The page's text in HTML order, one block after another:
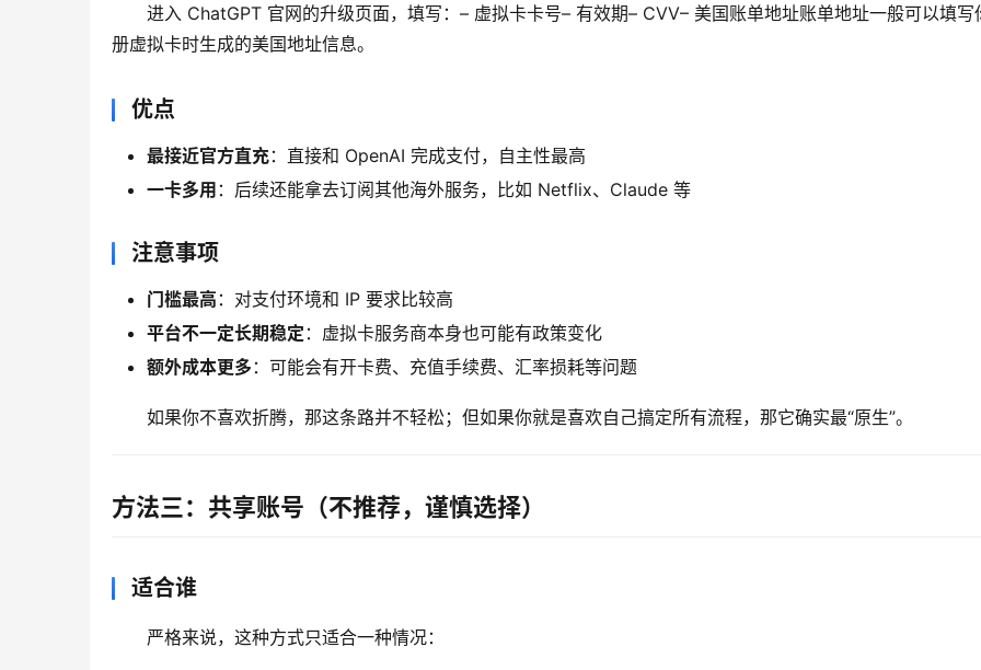
进入 ChatGPT 官网的升级页面，填写：– 虚拟卡卡号– 有效期– CVV– 美国账单地址账单地址一般可以填写
册虚拟卡时生成的美国地址信息。
优点
最接近官方直充：直接和 OpenAI 完成支付，自主性最高
一卡多用 ：后续还能拿去订阅其他海外服务，比如 Netflix、Claude 等
注意事项
门槛最高 ：对支付环境和 IP 要求比较高
平台不一定长期稳定 ：虚拟卡服务商本身也可能有政策变化
额外成本更多 ：可能会有开卡费、充值手续费、汇率损耗等问题
如果你不喜欢折腾，那这条路并不轻松；但如果你就是喜欢自己搞定所有流程，那它确实最“原生”。
方法三：共享账号（不推荐，谨慎选择）
适合谁
严格来说，这种方式只适合一种情况：